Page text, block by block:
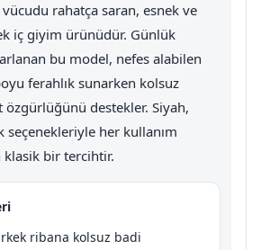
vücudu rahatça saran, esnek ve
iç giyim ürünüdür. Günlük
bu model, nefes alabilen
ferahlık sunarken kolsuz
özgürlüğünü destekler. Siyah,
seçenekleriyle her kullanım
klasik bir tercihtir.
ribana kolsuz badi